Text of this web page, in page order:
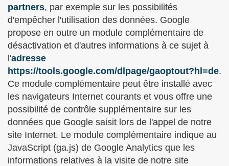
partners, par exemple sur les possibilités
d'empêcher l'utilisation des données. Google
propose en outre un module complémentaire de
désactivation et d'autres informations à ce sujet à
l'adresse
https://tools.google.com/dlpage/gaoptout?hl=de.
Ce module complémentaire peut être installé avec
les navigateurs Internet courants et vous offre une
possibilité de contrôle supplémentaire sur les
données que Google saisit lors de l'appel de notre
site Internet. Le module complémentaire indique au
JavaScript (ga.js) de Google Analytics que les
informations relatives à la visite de notre site